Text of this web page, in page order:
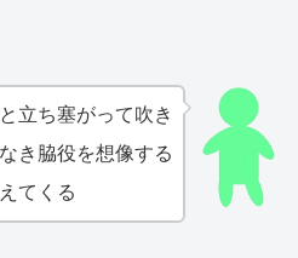
立ち塞がって吹き
き脇役を想像する
てくる